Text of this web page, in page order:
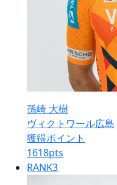
孫崎 大樹
ヴィクトワール広島
獲得ポイント
1618pts
RANK3